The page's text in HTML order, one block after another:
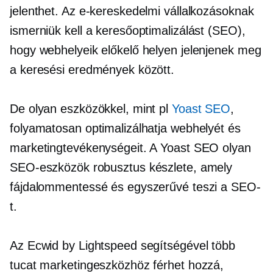
jelenthet. Az e-kereskedelmi vállalkozásoknak
ismerniük kell a keresőoptimalizálást (SEO),
hogy webhelyeik előkelő helyen jelenjenek meg
a keresési eredmények között.
De olyan eszközökkel, mint pl Yoast SEO,
folyamatosan optimalizálhatja webhelyét és
marketingtevékenységeit. A Yoast SEO olyan
SEO-eszközök robusztus készlete, amely
fájdalommentessé és egyszerűvé teszi a SEO-
t.
Az Ecwid by Lightspeed segítségével több
tucat marketingeszközhöz férhet hozzá,